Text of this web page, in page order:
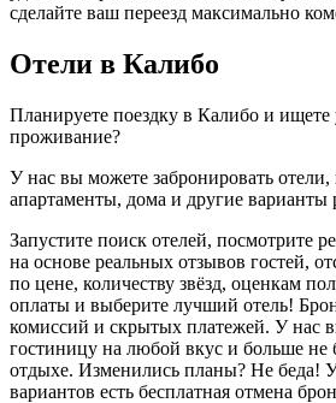
сделайте ваш переезд максимально
Отели в Калибо
Планируете поездку в Калибо и
проживание?
У нас вы можете забронировать
апартаменты, дома и другие
Запустите поиск отелей, посмотрите
на основе реальных отзывов гостей,
по цене, количеству звёзд, оценкам
оплаты и выберите лучший отель!
комиссий и скрытых платежей. У нас
гостиницу на любой вкус и больше не
отдыхе. Изменились планы? Не беда!
вариантов есть бесплатная отмена